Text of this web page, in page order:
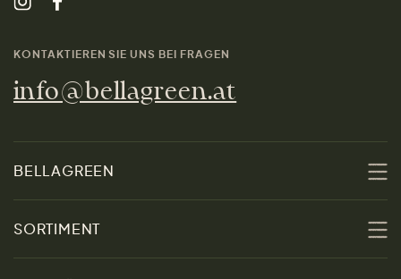
KONTAKTIEREN SIE UNS BEI FRAGEN
info@bellagreen.at
BELLAGREEN
Nachhaltigkeit
SORTIMENT